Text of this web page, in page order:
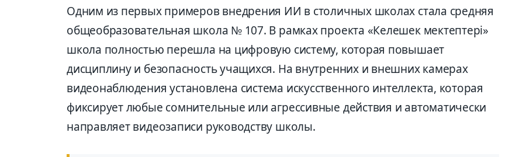
Одним из первых примеров внедрения ИИ в столичных школах стала средняя
общеобразовательная школа № 107. В рамках проекта «Келешек мектептері»
школа полностью перешла на цифровую систему, которая повышает
дисциплину и безопасность учащихся. На внутренних и внешних камерах
видеонаблюдения установлена система искусственного интеллекта, которая
фиксирует любые сомнительные или агрессивные действия и автоматически
направляет видеозаписи руководству школы.